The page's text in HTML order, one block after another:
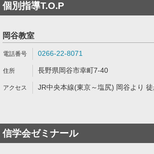
個別指導T.O.P
岡谷教室
0266-22-8071
長野県岡谷市幸町7-40
JR中央本線(東京～塩尻) 岡谷より
信学会ゼミナール